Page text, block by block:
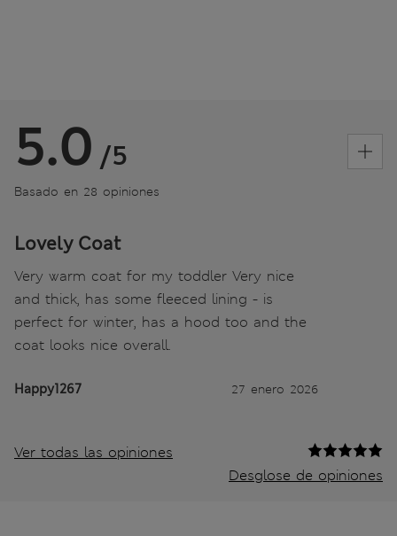
5.0 /5
Basado en 28 opiniones
Lovely Coat
Very warm coat for my toddler Very nice
and thick, has some fleeced lining - is
perfect for winter, has a hood too and the
coat looks nice overall.
Happy1267 27 enero 2026
Ver todas las opiniones
Desglose de opiniones